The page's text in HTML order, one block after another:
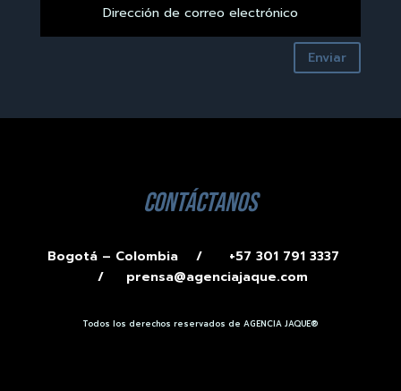
Enviar
contáctanos
Bogotá – Colombia /
+57 301 791 3337
/ prensa@agenciajaque.com
Todos los derechos reservados de AGENCIA JAQUE®